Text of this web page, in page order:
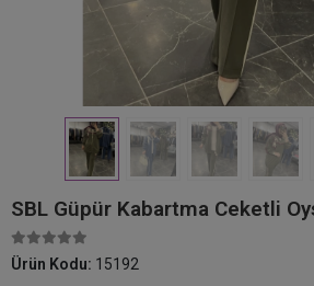
SBL Güpür Kabartma Ceketli
Ürün Kodu: 15192